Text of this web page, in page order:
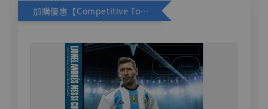
加購優惠【Competitive Toys 梅西 [CM001]】